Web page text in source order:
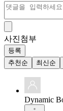
사진첨부
등록
추천순
최신순
Dynamic